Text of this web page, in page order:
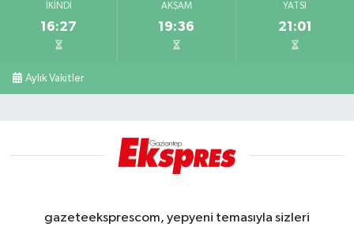
İKINDI
16:27
AKŞAM
19:36
YATSI
21:01
Aylık Vakitler
gazeteeksprescom, yepyeni temasıyla sizleri